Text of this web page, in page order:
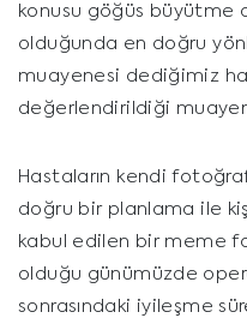
konusu göğüs büyütme
olduğunda en doğru
muayenesi dediğimiz
değerlendirildiği
Hastaların kendi
doğru bir planlama ile
kabul edilen bir meme
olduğu günümüzde
sonrasındaki iyileşme